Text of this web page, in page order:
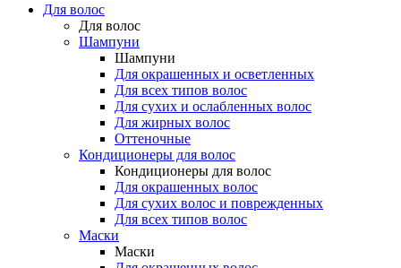
Для волос
Для волос
Шампуни
Шампуни
Для окрашенных и осветленных
Для всех типов волос
Для сухих и ослабленных волос
Для жирных волос
Оттеночные
Кондиционеры для волос
Кондиционеры для волос
Для окрашенных волос
Для сухих волос и поврежденных
Для всех типов волос
Маски
Маски